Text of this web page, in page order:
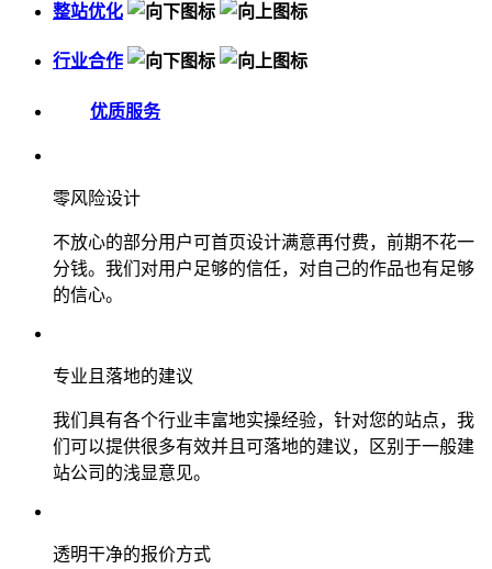
整站优化
行业合作
优质服务
零风险设计
不放心的部分用户可首页设计满意再付费，前期不花一
分钱。我们对用户足够的信任，对自己的作品也有足够
的信心。
专业且落地的建议
我们具有各个行业丰富地实操经验，针对您的站点，我
们可以提供很多有效并且可落地的建议，区别于一般建
站公司的浅显意见。
透明干净的报价方式